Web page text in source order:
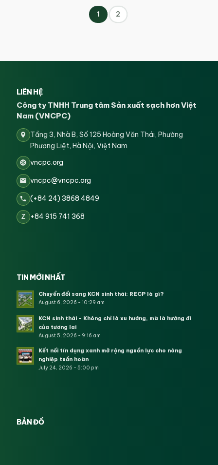
1 2
LIÊN HỆ
Công ty TNHH Trung tâm Sản xuất sạch hơn Việt
Nam (VNCPC)
Tầng 3, Nhà B, Số 125 Hoàng Văn Thái, Phường
Phương Liệt, Hà Nội, Việt Nam
vncpc.org
vncpc@vncpc.org
(+84 24) 3868 4849
Z +84 915 741 368
TIN MỚI NHẤT
Chuyển đổi sang KCN sinh thái: RECP là gì?
August 6, 2026 - 10:29 am
KCN sinh thái – Không chỉ là xu hướng, mà là hướng đi
của tương lai
August 5, 2026 - 9:16 am
Kết nối tín dụng xanh mở rộng nguồn lực cho nông
nghiệp tuần hoàn
July 24, 2026 - 5:00 pm
BẢN ĐỒ